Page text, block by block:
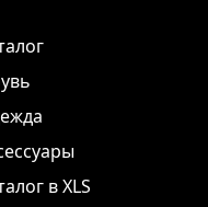
в XLS